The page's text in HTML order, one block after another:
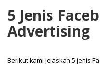
5 Jenis
Advertising
Berikut kami jelaskan 5 jenis